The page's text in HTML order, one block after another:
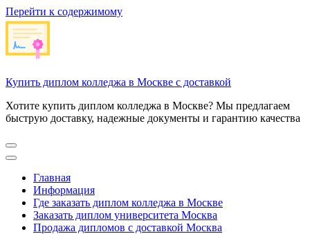
Перейти к содержимому
Купить диплом колледжа в Москве с доставкой
Хотите купить диплом колледжа в Москве? Мы предлагаем
быструю доставку, надежные документы и гарантию качества
Главная
Информация
Где заказать диплом колледжа в Москве
Заказать диплом университета Москва
Продажа дипломов с доставкой Москва